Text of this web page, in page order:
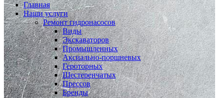
Главная
Наши услуги
Ремонт гидронасосов
Виды
Экскаваторов
Промышленных
Аксиально-поршневых
Героторных
Шестеренчатых
Прессов
Бренды